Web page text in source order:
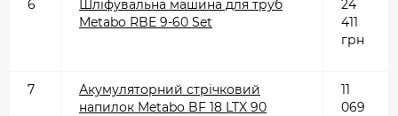
6
Шліфувальна машина для труб
Metabo RBE 9-60 Set
24
411
грн
7
Акумуляторний стрічковий
напилок Metabo BF 18 LTX 90
11
069